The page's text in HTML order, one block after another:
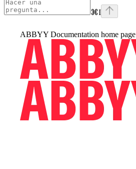
⌘I
ABBYY Documentation home page